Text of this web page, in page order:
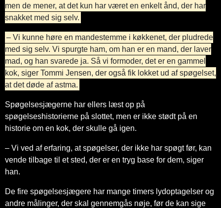
men de mener, at det kun har været en enkelt ånd, der har
snakket med sig selv.
– Vi kunne høre en mandestemme i køkkenet, der pludrede
med sig selv. Vi spurgte ham, om han er en mand, der laver
mad, og han svarede ja. Så vi formoder, det er en gammel
kok, siger Tommi Jensen, der også fik lokket ud af spøgelset,
at det døde af astma.
Spøgelsesjægerne har ellers læst op på
spøgelseshistorierne på slottet, men er ikke stødt på en
historie om en kok, der skulle gå igen.
– Vi ved af erfaring, at spøgelser, der ikke har spøgt før, kan
vende tilbage til et sted, der er en tryg base for dem, siger
han.
De fire spøgelsesjægere har mange timers lydoptagelser og
andre målinger, der skal gennemgås nøje, før de kan sige